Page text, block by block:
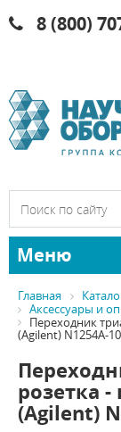
8 (800)
Меню
Главная
Аксессуары и
Переходник
(Agilent) N1254A-
розетка -
(Agilent)